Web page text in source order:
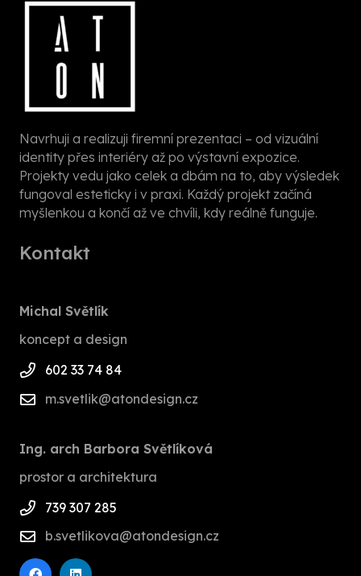
Navrhuji a realizuji firemní prezentaci – od vizuální
identity přes interiéry až po výstavní expozice.
Projekty vedu jako celek a dbám na to, aby výsledek
fungoval esteticky i v praxi. Každý projekt začíná
myšlenkou a končí až ve chvíli, kdy reálně funguje.
Kontakt
Michal Světlík
koncept a design
602 33 74 84
m.svetlik@atondesign.cz
Ing. arch Barbora Světlíková
prostor a architektura
739 307 285
b.svetlikova@atondesign.cz